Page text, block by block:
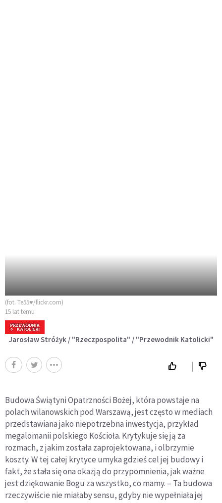
(fot. Te55♥/flickr.com)
15 lat temu
Jarosław Stróżyk / "Rzeczpospolita" / "Przewodnik Katolicki"
Budowa Świątyni Opatrzności Bożej, która powstaje na
polach wilanowskich pod Warszawą, jest często w mediach
przedstawiana jako niepotrzebna inwestycja, przykład
megalomanii polskiego Kościoła. Krytykuje się ją za
rozmach, z jakim została zaprojektowana, i olbrzymie
koszty. W tej całej krytyce umyka gdzieś cel jej budowy i
fakt, że stała się ona okazją do przypomnienia, jak ważne
jest dziękowanie Bogu za wszystko, co mamy. – Ta budowa
rzeczywiście nie miałaby sensu, gdyby nie wypełniała jej